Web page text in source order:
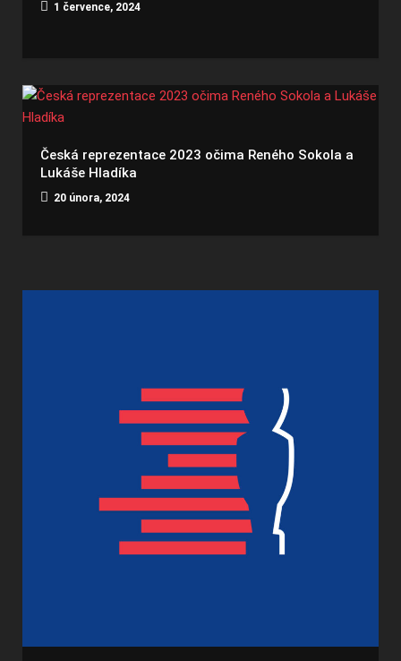
1 července, 2024
Česká reprezentace 2023 očima Reného Sokola a
Lukáše Hladíka
20 února, 2024